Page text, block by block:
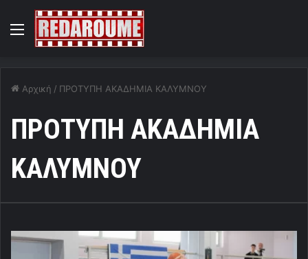
Menu
Αρχική / ΠΡΟΤΥΠΗ ΑΚΑΔΗΜΙΑ ΚΑΛΥΜΝΟΥ
ΠΡΟΤΥΠΗ ΑΚΑΔΗΜΙΑ
ΚΑΛΥΜΝΟΥ